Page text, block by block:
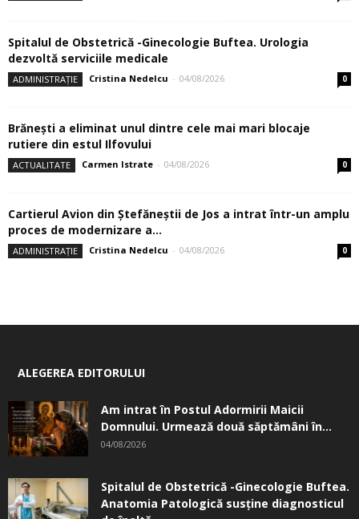
Spitalul de Obstetrică -Ginecologie Buftea. Urologia
dezvoltă serviciile medicale
ADMINISTRAȚIE Cristina Nedelcu - 04/08/2026 0
Brănești a eliminat unul dintre cele mai mari blocaje
rutiere din estul Ilfovului
ACTUALITATE Carmen Istrate - 04/08/2026 0
Cartierul Avion din Ştefăneştii de Jos a intrat într-un amplu
proces de modernizare a...
ADMINISTRAȚIE Cristina Nedelcu - 04/08/2026 0
ALEGEREA EDITORULUI
Am intrat în Postul Adormirii Maicii
Domnului. Urmează două săptămâni în...
04/08/2026
Spitalul de Obstetrică -Ginecologie Buftea.
Anatomia Patologică susţine diagnosticul